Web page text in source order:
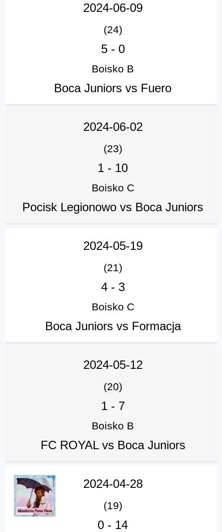
2024-06-09
(24)
5- 0
Boisko B
Boca Juniors vs Fuero
2024-06-02
(23)
1 - 10
Boisko C
Pocisk Legionowo vs Boca Juniors
2024-05-19
(21)
4- 3
Boisko C
Boca Juniors vs Formacja
2024-05-12
(20)
1- 7
Boisko B
FC ROYAL vs Boca Juniors
2024-04-28
(19)
0 - 14